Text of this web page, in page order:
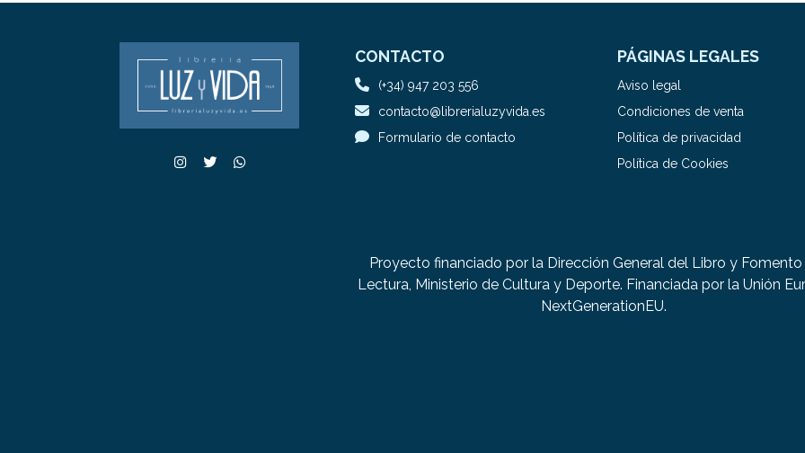
CONTACTO
(+34) 947 203 556
contacto@librerialuzyvida.es
Formulario de contacto
PÁGINAS LEGALES
Aviso legal
Condiciones de venta
Política de privacidad
Política de Cookies
Proyecto financiado por la Dirección General del Libro y
Lectura, Ministerio de Cultura y Deporte. Financiada por la Unión
NextGenerationEU.